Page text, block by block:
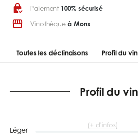
Paiement 100% sécurisé
Vinothèqueà Mons
Toutes les déclinaisons Profil du vin
Profil du vin
Léger
(+ d'infos)